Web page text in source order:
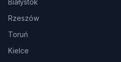
Białystok
Rzeszów
Toruń
Kielce